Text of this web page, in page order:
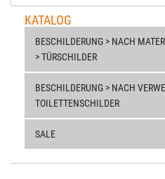
KATALOG
BESCHILDERUNG > NACH
> TÜRSCHILDER
BESCHILDERUNG > NACH
TOILETTENSCHILDER
SALE